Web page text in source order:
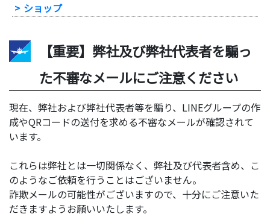
ショップ
【重要】弊社及び弊社代表者を騙っ
た不審なメールにご注意ください
現在、弊社および弊社代表者等を騙り、LINEグループの作
成やQRコードの送付を求める不審なメールが確認されて
います。
これらは弊社とは一切関係なく、弊社及び代表者含め、こ
のようなご依頼を行うことはございません。
詐欺メールの可能性がございますので、十分にご注意いた
だきますようお願いいたします。